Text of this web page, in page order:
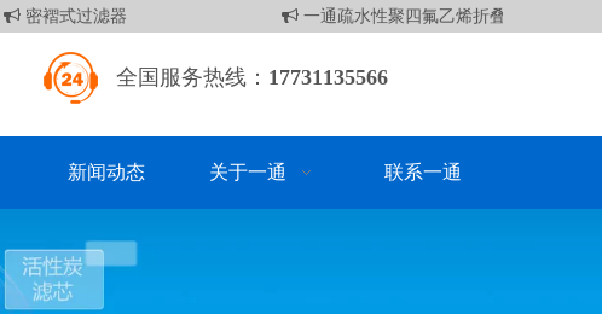
密褶式过滤器 一通疏水性聚四氟乙烯折叠滤芯
全国服务热线： 17731135566
新闻动态 关于一通 联系一通